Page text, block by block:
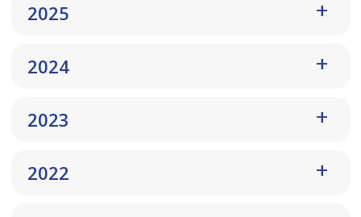
2025
2024
2023
2022